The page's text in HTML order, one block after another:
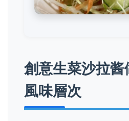
創意生菜沙拉
風味層次